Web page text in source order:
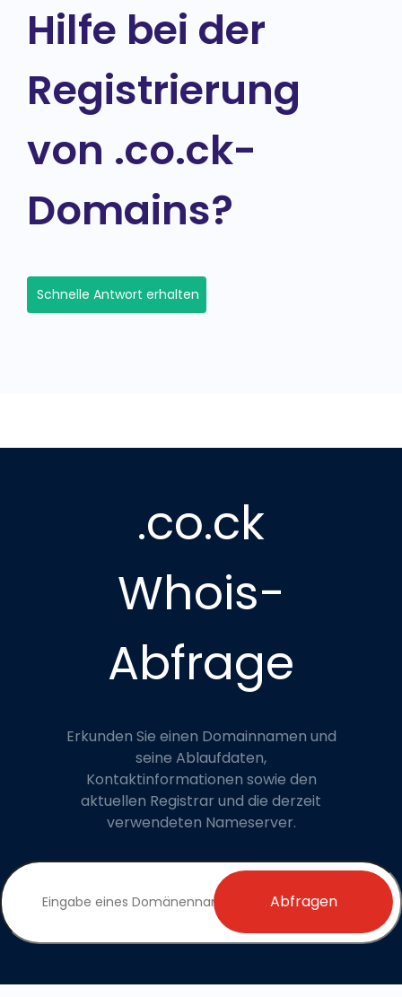
Hilfe bei der
Registrierung
von .co.ck-
Domains?
Schnelle Antwort erhalten
.co.ck
Whois-
Abfrage
Erkunden Sie einen Domainnamen und
seine Ablaufdaten,
Kontaktinformationen sowie den
aktuellen Registrar und die derzeit
verwendeten Nameserver.
Abfragen